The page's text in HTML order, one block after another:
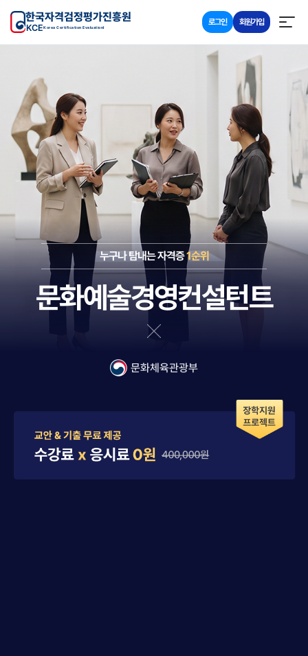
한국자격검정평가진흥원
KCEKorea Certification Evaluationl
로그인 회원가입
누구나 탐내는 자격증1순위
문화예술경영컨설턴트
문화체육관광부